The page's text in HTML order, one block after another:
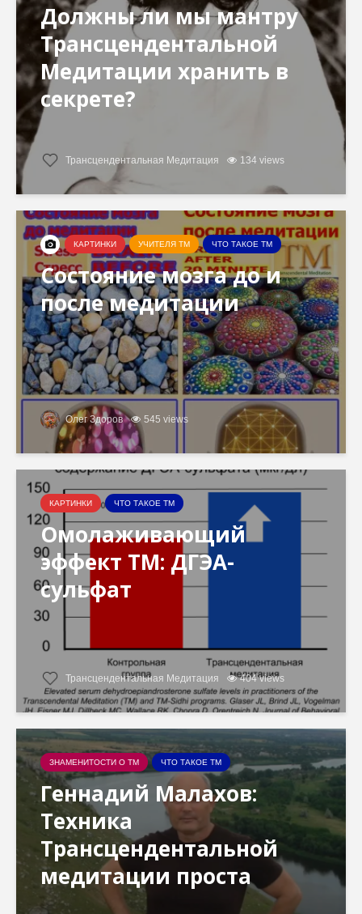
Должны ли мы мантру
Трансцендентальной
Медитации хранить в
секрете?
Трансцендентальная Медитация 134 views
КАРТИНКИ УЧИТЕЛЯ ТМ ЧТО ТАКОЕ ТМ
Состояние мозга до и
после медитации
Олег Здоров 545 views
КАРТИНКИ ЧТО ТАКОЕ ТМ
Омолаживающий
эффект ТМ: ДГЭА-
сульфат
Трансцендентальная Медитация 404 views
ЗНАМЕНИТОСТИ О ТМ ЧТО ТАКОЕ ТМ
Геннадий Малахов:
Техника
Трансцендентальной
медитации проста